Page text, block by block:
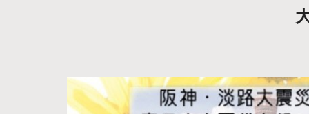
カテゴリーから探す